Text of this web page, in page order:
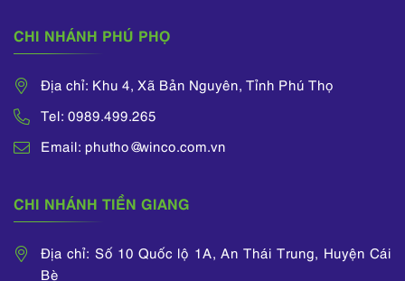
CHI NHÁNH PHÚ PHỌ
Địa chỉ: Khu 4, Xã Bản Nguyên, Tỉnh Phú Thọ
Tel: 0989.499.265
Email: phutho@winco.com.vn
CHI NHÁNH TIỀN GIANG
Địa chỉ: Số 10 Quốc lộ 1A, An Thái Trung, Huyện Cái
Bè